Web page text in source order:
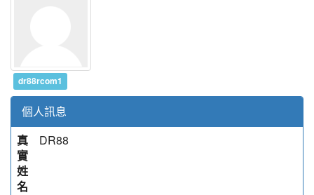
dr88rcom1
個人訊息
真
實
姓
名
DR88